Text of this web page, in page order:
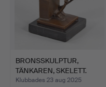
BRONSSKULPTUR,
TÄNKAREN, SKELETT.
Klubbades 23 aug 2025